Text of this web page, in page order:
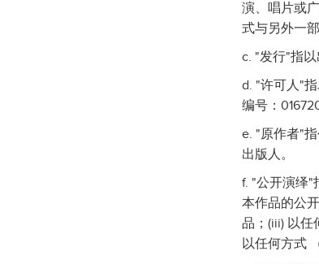
演、唱片或
式与另外一
c. "发行"指
d. "许可人"
编号：
e. "原作者"
出版人。
f. "公开演绎"
本作品的公
品；(iii) 以任
以任何方式